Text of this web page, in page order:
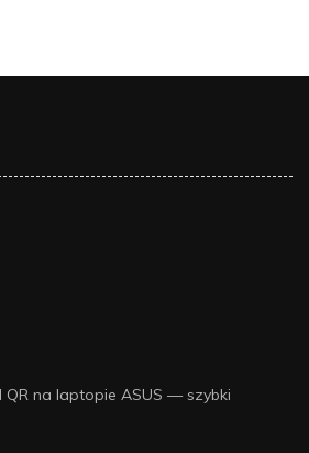
QR na laptopie ASUS — szybki